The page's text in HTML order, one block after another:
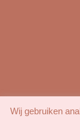
Wij gebruiken